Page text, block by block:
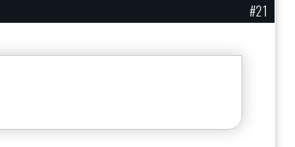
#21